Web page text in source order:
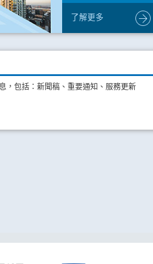
了解更多
，包括：新聞稿、重要通知、服務更新